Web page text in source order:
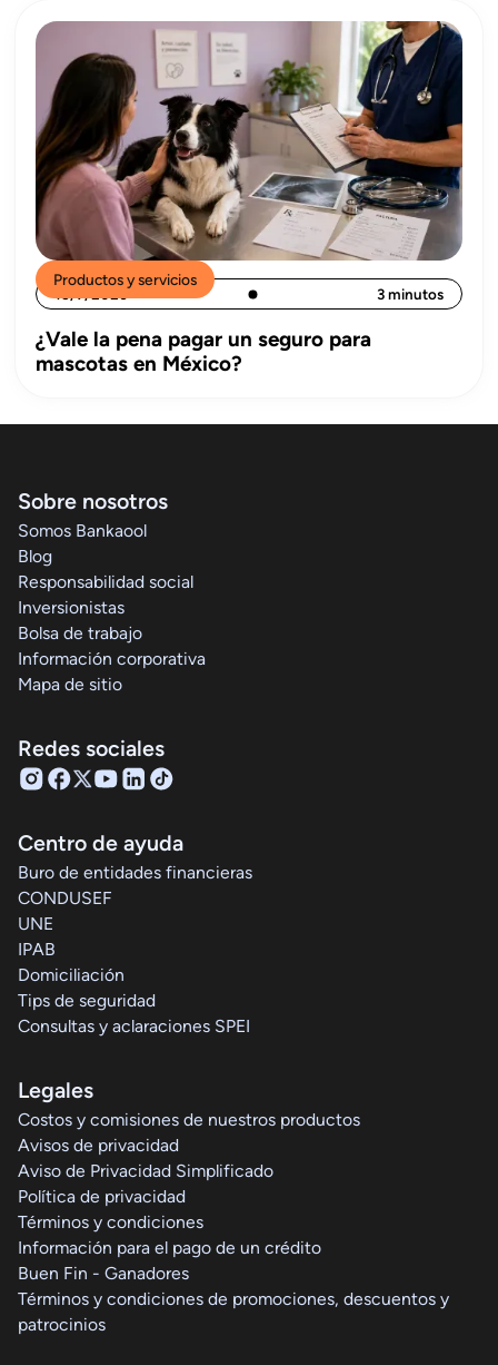
Productos y servicios
15/7/2026 3 minutos
¿Vale la pena pagar un seguro para
mascotas en México?
Sobre nosotros
Somos Bankaool
Blog
Responsabilidad social
Inversionistas
Bolsa de trabajo
Información corporativa
Mapa de sitio
Redes sociales
Centro de ayuda
Buro de entidades financieras
CONDUSEF
UNE
IPAB
Domiciliación
Tips de seguridad
Consultas y aclaraciones SPEI
Legales
Costos y comisiones de nuestros productos
Avisos de privacidad
Aviso de Privacidad Simplificado
Política de privacidad
Términos y condiciones
Información para el pago de un crédito
Buen Fin - Ganadores
Términos y condiciones de promociones, descuentos y
patrocinios